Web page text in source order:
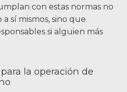
con estas normas no
sí mismos, sino que
si alguien más
la operación de